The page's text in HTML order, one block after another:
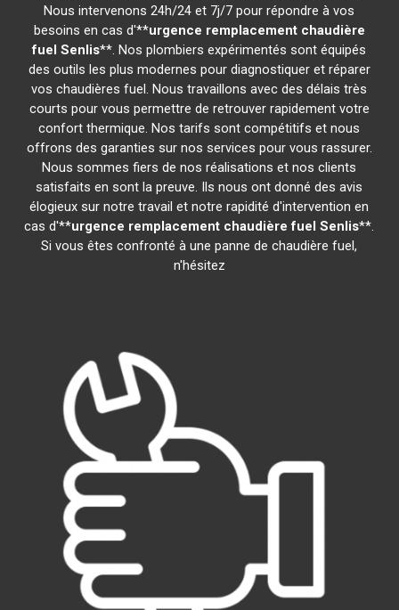
Nous intervenons 24h/24 et 7j/7 pour répondre à vos
besoins en cas d'**urgence remplacement chaudière
fuel Senlis**. Nos plombiers expérimentés sont équipés
des outils les plus modernes pour diagnostiquer et réparer
vos chaudières fuel. Nous travaillons avec des délais très
courts pour vous permettre de retrouver rapidement votre
confort thermique. Nos tarifs sont compétitifs et nous
offrons des garanties sur nos services pour vous rassurer.
Nous sommes fiers de nos réalisations et nos clients
satisfaits en sont la preuve. Ils nous ont donné des avis
élogieux sur notre travail et notre rapidité d'intervention en
cas d'**urgence remplacement chaudière fuel Senlis**.
Si vous êtes confronté à une panne de chaudière fuel,
n'hésitez